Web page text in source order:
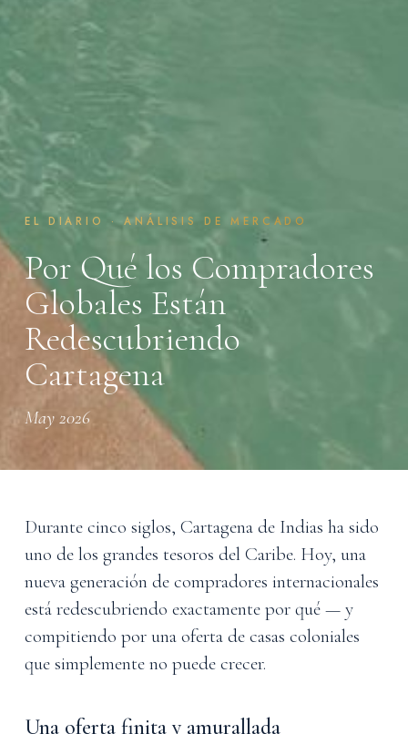
EL DIARIO · ANÁLISIS DE MERCADO
Por Qué los Compradores
Globales Están
Redescubriendo
Cartagena
May 2026
Durante cinco siglos, Cartagena de Indias ha sido
uno de los grandes tesoros del Caribe. Hoy, una
nueva generación de compradores internacionales
está redescubriendo exactamente por qué — y
compitiendo por una oferta de casas coloniales
que simplemente no puede crecer.
Una oferta finita y amurallada